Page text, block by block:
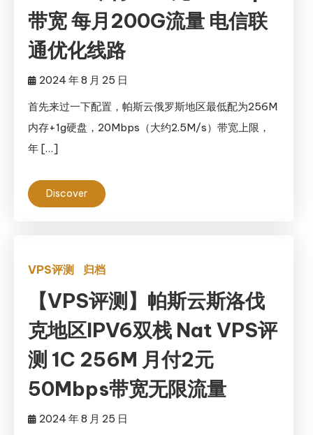
带宽 每月200G流量 电信联
通优化线路
2024 年 8 月 25 日
首先来过一下配置，帕斯云俄罗斯地区最低配为256M
内存+1g硬盘，20Mbps（大约2.5M/s）带宽上限，
年 […]
Discover
VPS评测 归档
【VPS评测】帕斯云斯洛伐
克地区IPV6双栈 Nat VPS评
测 1C 256M 月付2元
50Mbps带宽无限流量
2024 年 8 月 25 日